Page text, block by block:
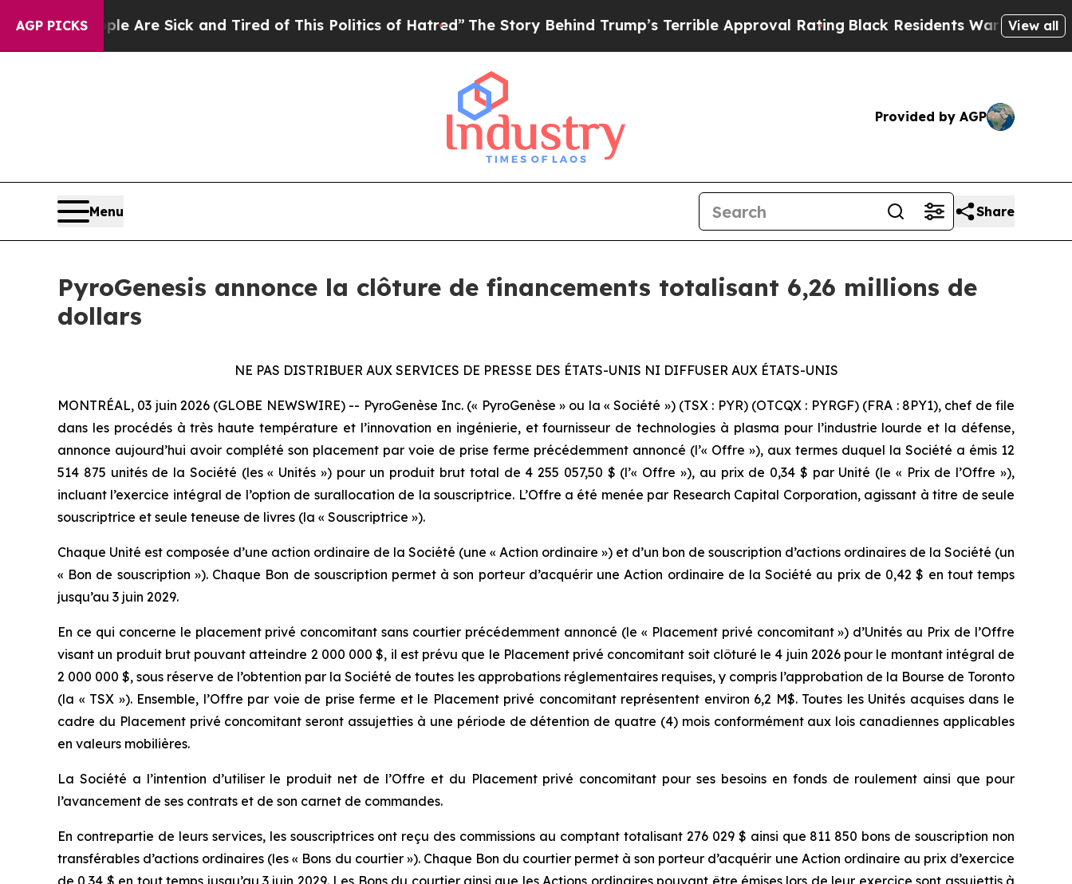
AGP PICKSAre Sick and Tired of This Politics of Hatred”The Story Behind Trump’s Terrible Approval RatingBlack Residents Warned of AbusiveView all
Provided by AGP
Menu Share
PyroGenesis annonce la clôture de financements totalisant 6,26 millions de
dollars
NE PAS DISTRIBUER AUX SERVICES DE PRESSE DES ÉTATS-UNIS NI DIFFUSER AUX ÉTATS-UNIS
MONTRÉAL, 03 juin 2026 (GLOBE NEWSWIRE) -- PyroGenèse Inc. (« PyroGenèse » ou la « Société ») (TSX : PYR) (OTCQX : PYRGF) (FRA : 8PY1), chef de file
dans les procédés à très haute température et l’innovation en ingénierie, et fournisseur de technologies à plasma pour l’industrie lourde et la défense,
annonce aujourd’hui avoir complété son placement par voie de prise ferme précédemment annoncé (l’« Offre »), aux termes duquel la Société a émis 12
514 875 unités de la Société (les « Unités ») pour un produit brut total de 4 255 057,50 $ (l’« Offre »), au prix de 0,34 $ par Unité (le « Prix de l’Offre »),
incluant l’exercice intégral de l’option de surallocation de la souscriptrice. L’Offre a été menée par Research Capital Corporation, agissant à titre de seule
souscriptrice et seule teneuse de livres (la « Souscriptrice »).
Chaque Unité est composée d’une action ordinaire de la Société (une « Action ordinaire ») et d’un bon de souscription d’actions ordinaires de la Société (un
« Bon de souscription »). Chaque Bon de souscription permet à son porteur d’acquérir une Action ordinaire de la Société au prix de 0,42 $ en tout temps
jusqu’au 3 juin 2029.
En ce qui concerne le placement privé concomitant sans courtier précédemment annoncé (le « Placement privé concomitant ») d’Unités au Prix de l’Offre
visant un produit brut pouvant atteindre 2 000 000 $, il est prévu que le Placement privé concomitant soit clôturé le 4 juin 2026 pour le montant intégral de
2 000 000 $, sous réserve de l’obtention par la Société de toutes les approbations réglementaires requises, y compris l’approbation de la Bourse de Toronto
(la « TSX »). Ensemble, l’Offre par voie de prise ferme et le Placement privé concomitant représentent environ 6,2 M$. Toutes les Unités acquises dans le
cadre du Placement privé concomitant seront assujetties à une période de détention de quatre (4) mois conformément aux lois canadiennes applicables
en valeurs mobilières.
La Société a l’intention d’utiliser le produit net de l’Offre et du Placement privé concomitant pour ses besoins en fonds de roulement ainsi que pour
l’avancement de ses contrats et de son carnet de commandes.
En contrepartie de leurs services, les souscriptrices ont reçu des commissions au comptant totalisant 276 029 $ ainsi que 811 850 bons de souscription non
transférables d’actions ordinaires (les « Bons du courtier »). Chaque Bon du courtier permet à son porteur d’acquérir une Action ordinaire au prix d’exercice
de 0,34 $ en tout temps jusqu’au 3 juin 2029. Les Bons du courtier ainsi que les Actions ordinaires pouvant être émises lors de leur exercice sont assujettis à